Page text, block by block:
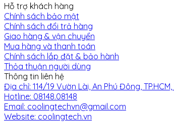
Hỗ trợ khách hàng
Chính sách bảo mật
Chính sách đổi trả hàng
Giao hàng & vận chuyển
Mua hàng và thanh toán
Chính sách lắp đặt & bảo hành
Thỏa thuận người dùng
Thông tin liên hệ
Địa chỉ: 114/19 Vườn Lài, An Phú Đông,
Hotline: 08148.08148
Email: coolingtechvn@gmail.com
Website: coolingtech.vn